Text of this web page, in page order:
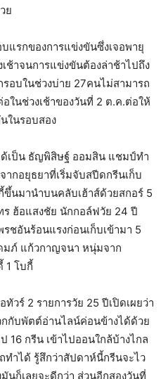
ย
แรกของการแข่งขันซึ่งเจอพายุ
ช้าจนการแข่งขันต้องล่าช้าไปถึง
อบในช่วงบ่าย 27คนไม่สามารถ
ในช่วงเช้าของวันที่ 2 ต.ค.ต่อให้
ในรอบสอง
เป็น ธัญพิสิษฐ์ ออมสิน แชมป์ทำ
ากอยุธยาที่เริ่มจับสปีดกรีนเก็บ
ขึ้นมานำบนคลับเฮ้าส์ด้วยสกอร์ 5
ร ฮ้อแสงชัย นักกอล์ฟวัย 24 ปี
ชอันร้อนแรงก่อนเก็บเข้ามา 5
มภ์ แก้วกาญจนา หนุ่มจาก
1 โบกี้
ร์ 2 รายการวัย 25 ปีเปิดเผยว่า
กับพัตต์อ่านไลน์ค่อนข้างได้ด้วย
16 กรีน เข้าไปออนใกล้บ้างไกล
ทำได้ รู้สึกว่าสัปดาห์นี้กรีนจะไว
นก็เลยจะดีกว่า ส่วนอีกสองวันที่